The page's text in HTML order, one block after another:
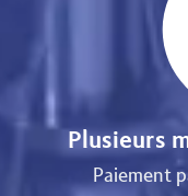
Plusieurs
Paiement